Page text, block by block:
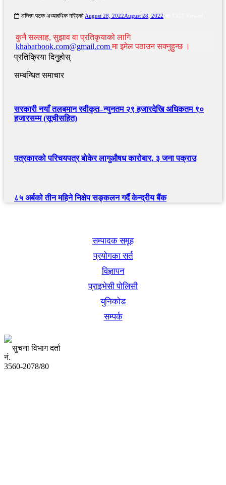
अन्तिम पटक अध्यावधिक गरिएको August 28, 2022August 28, 2022
कुनै सल्लाह, सुझाव वा प्रतिकृयाको लागि
khabarbook.com@gmail.comमा इमेल पठाउन सक्नुहुन्छ ।
प्रतिक्रिया दिनुहोस्
सम्बन्धित समाचार
सरकारी नयाँ तलबमान स्वीकृत–न्युनतम २९ हजारदेखि अधिकतम ९०
हजारसम्म (सूचीसहित)
पत्रकारको परिचयपत्र बोकेर लागुऔषध कारोबार, ३ जना पक्राउ
८५ अर्बको तीन महिने निक्षेप सङ्कलन गर्दै केन्द्रीय बैंक
सम्पादक समूह
प्रयोगका सर्त
विज्ञापन
प्राइभेसी पोलिसी
युनिकोड
सम्पर्क
सुचना विभाग दर्ता
नं.
3560-2078/80